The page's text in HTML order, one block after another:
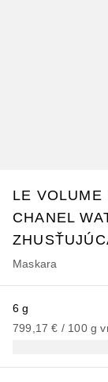
LE VOLUME
CHANEL
Maskara
6 g
799,17 € / 100 g